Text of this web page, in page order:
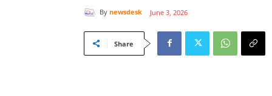
By newsdesk June 3, 2026
Share